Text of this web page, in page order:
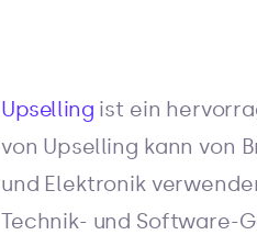
Upselling ist ein
von Upselling kann von
und Elektronik
Technik- und Software-